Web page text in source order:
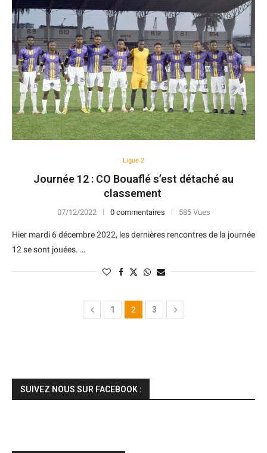
Ligue 2
Journée 12 : CO Bouaflé s’est détaché au
classement
07/12/2022 0 commentaires 585 Vues
Hier mardi 6 décembre 2022, les dernières rencontres de la journée
12 se sont jouées. …
1 2 3
SUIVEZ NOUS SUR FACEBOOK :